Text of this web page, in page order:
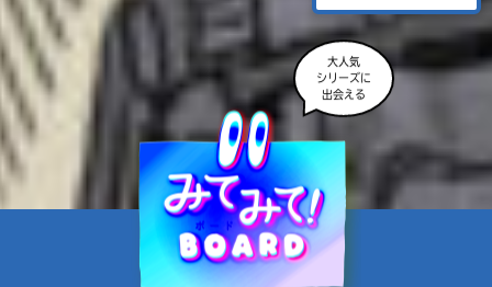
大人気
シリーズに
出会える